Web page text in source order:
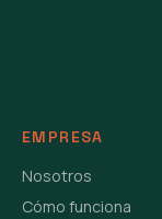
EMPRESA
Nosotros
Cómo funciona